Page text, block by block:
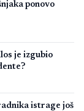
ponovo
je izgubio
istrage još